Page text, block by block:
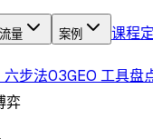
流量 案例 课程
六步法03GEO 工具盘
弈